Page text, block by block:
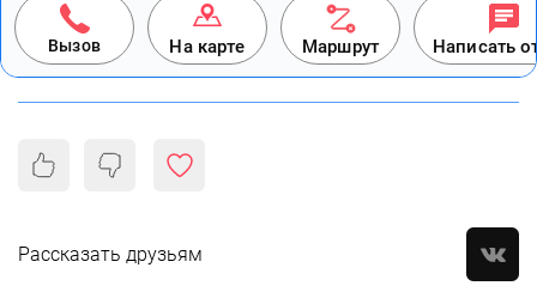
Вызов На карте Маршрут Написать
Рассказать друзьям